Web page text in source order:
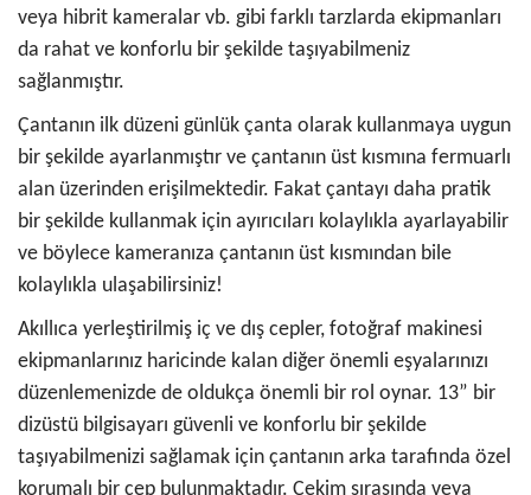
veya hibrit kameralar vb. gibi farklı tarzlarda ekipmanları
da rahat ve konforlu bir şekilde taşıyabilmeniz
sağlanmıştır.
Çantanın ilk düzeni günlük çanta olarak kullanmaya uygun
bir şekilde ayarlanmıştır ve çantanın üst kısmına fermuarlı
alan üzerinden erişilmektedir. Fakat çantayı daha pratik
bir şekilde kullanmak için ayırıcıları kolaylıkla ayarlayabilir
ve böylece kameranıza çantanın üst kısmından bile
kolaylıkla ulaşabilirsiniz!
Akıllıca yerleştirilmiş iç ve dış cepler, fotoğraf makinesi
ekipmanlarınız haricinde kalan diğer önemli eşyalarınızı
düzenlemenizde de oldukça önemli bir rol oynar. 13” bir
dizüstü bilgisayarı güvenli ve konforlu bir şekilde
taşıyabilmenizi sağlamak için çantanın arka tarafında özel
korumalı bir cep bulunmaktadır. Çekim sırasında veya